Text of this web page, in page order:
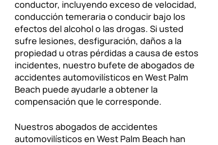
Mass Torts
conductor, incluyendo exceso de velocidad,
conducción temeraria o conducir bajo los
efectos del alcohol o las drogas. Si usted
sufre lesiones, desfiguración, daños a la
propiedad u otras pérdidas a causa de estos
incidentes, nuestro bufete de abogados de
accidentes automovilísticos en West Palm
Beach puede ayudarle a obtener la
compensación que le corresponde.
Nuestros abogados de accidentes
automovilísticos en West Palm Beach han